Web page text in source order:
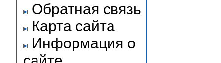
Обратная связь
Карта сайта
Информация о